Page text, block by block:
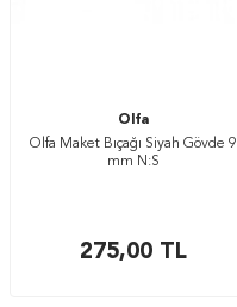
Olfa
Olfa Maket Bıçağı Siyah Gövde 9
mm N:S
275,00 TL